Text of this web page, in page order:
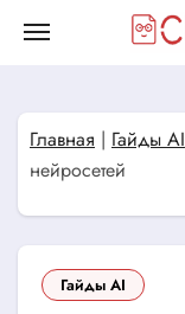
Главная | Гайды AI
нейросетей
Гайды AI